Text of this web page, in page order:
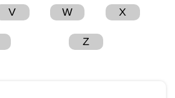
V W X
Z